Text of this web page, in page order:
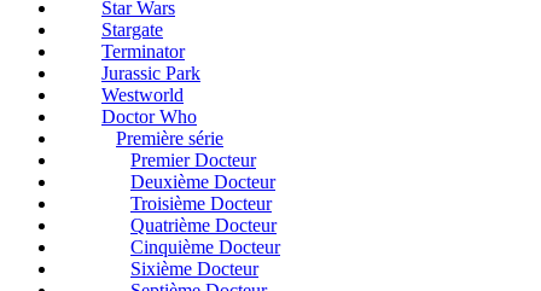
Star Wars
Stargate
Terminator
Jurassic Park
Westworld
Doctor Who
Première série
Premier Docteur
Deuxième Docteur
Troisième Docteur
Quatrième Docteur
Cinquième Docteur
Sixième Docteur